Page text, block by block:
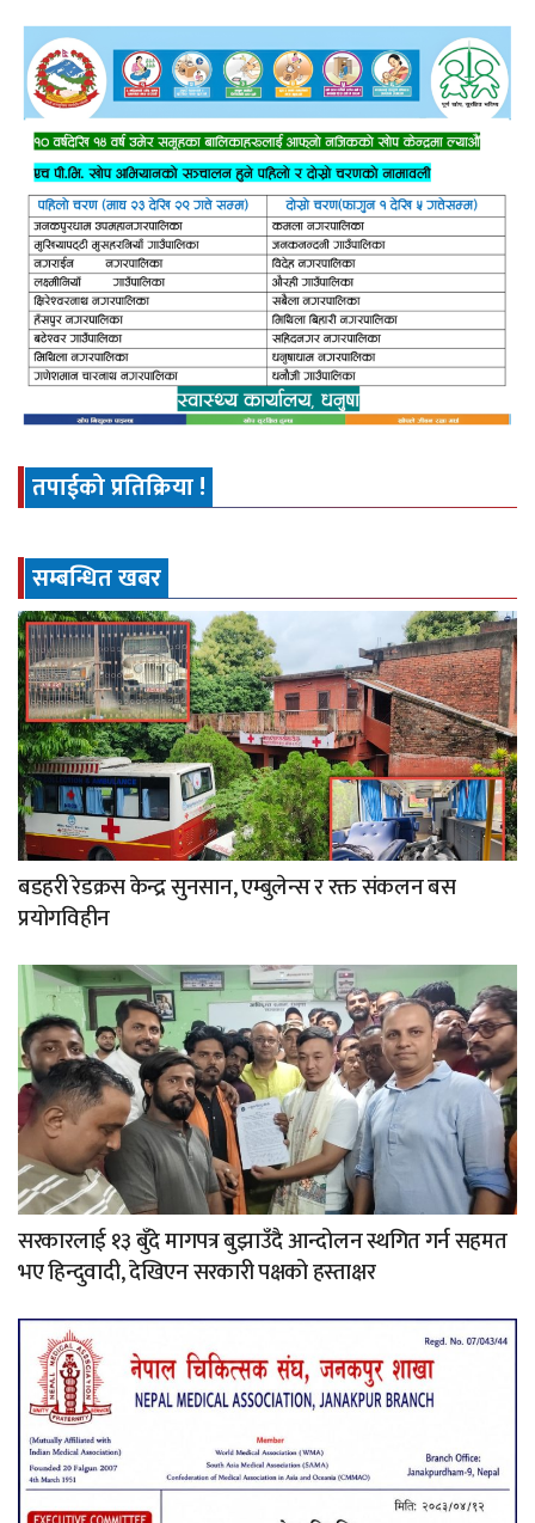
तपाईको प्रतिक्रिया !
सम्बन्धित खबर
बडहरी रेडक्रस केन्द्र सुनसान, एम्बुलेन्स र रक्त संकलन बस
प्रयोगविहीन
सरकारलाई १३ बुँदे मागपत्र बुझाउँदै आन्दोलन स्थगित गर्न सहमत
भए हिन्दुवादी, देखिएन सरकारी पक्षको हस्ताक्षर